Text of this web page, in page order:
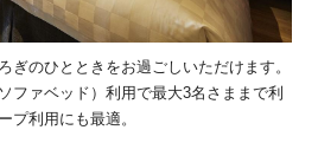
ぎのひとときをお過ごしいただけます。
ファベッド）利用で最大3名さままで利
プ利用にも最適。